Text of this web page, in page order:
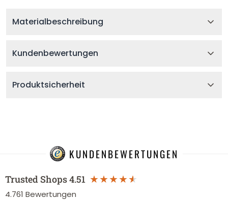
Materialbeschreibung
Kundenbewertungen
Produktsicherheit
KUNDENBEWERTUNGEN
Trusted Shops4.51
4.761 Bewertungen